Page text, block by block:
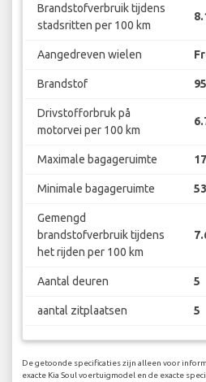
Brandstofverbruik tijdens
stadsritten per 100 km
Aangedreven wielen
Brandstof 95
Drivstofforbruk på
motorvei per 100 km
Maximale bagageruimte
Minimale bagageruimte
Gemengd
brandstofverbruik tijdens
het rijden per 100 km
Aantal deuren 5
aantal zitplaatsen 5
De getoonde specificaties zijn alleen voor
exacte Kia Soul voertuigmodel en de exacte